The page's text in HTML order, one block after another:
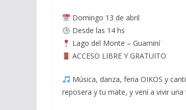
Domingo 13 de abril
Desde las 14 hs
Lago del Monte – Guaminí
ACCESO LIBRE Y GRATUITO
Música, danza, feria OIKOS y
reposera y tu mate, y vení a vivir